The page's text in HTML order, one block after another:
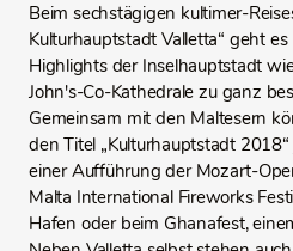
Beim sechstägigen kultimer-
Kulturhauptstadt Valletta“ geht
Highlights der Inselhauptstadt
John's-Co-Kathedrale zu ganz
Gemeinsam mit den Maltesern
den Titel „Kulturhauptstadt
einer Aufführung der Mozart-
Malta International Fireworks
Hafen oder beim Ghanafest,